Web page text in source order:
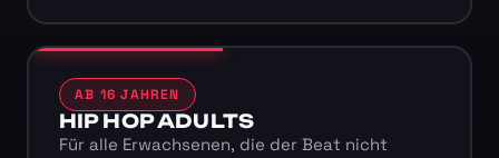
AB 16 JAHREN
HIP HOP ADULTS
Für alle Erwachsenen, die der Beat nicht